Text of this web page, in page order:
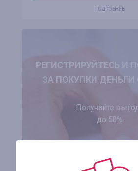
ПОДРОБНЕЕ
РЕГИСТРИРУЙТЕСЬ И
ЗА ПОКУПКИ ДЕНЬГИ
Получайте
до 50%